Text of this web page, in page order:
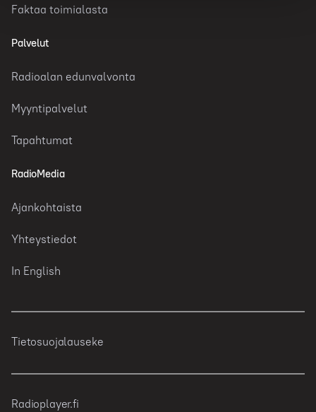
Faktaa toimialasta
Palvelut
Radioalan edunvalvonta
Myyntipalvelut
Tapahtumat
RadioMedia
Ajankohtaista
Yhteystiedot
In English
Tietosuojalauseke
Radioplayer.fi